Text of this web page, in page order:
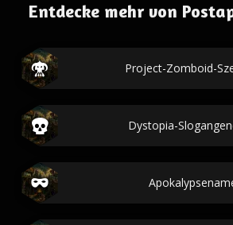
Entdecke mehr von
Project-Zomboid-
Dystopia-